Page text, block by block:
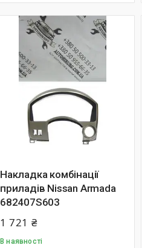
Накладка комбінації
приладів Nissan Armada
682407S603
1 721 ₴
В наявності